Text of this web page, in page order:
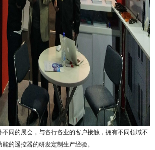
同的展会，与各行各业的客户接触，拥有不同领域不
能的遥控器的研发定制生产经验。